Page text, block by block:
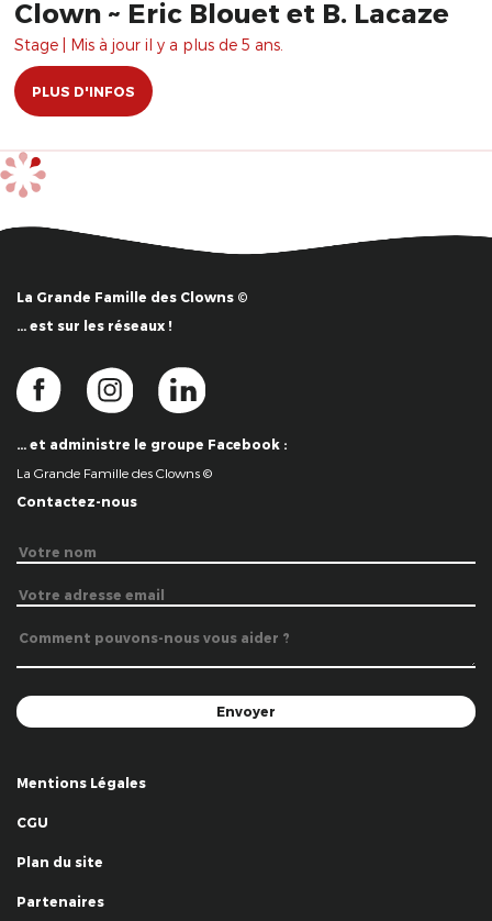
Clown ~ Eric Blouet et B. Lacaze
Stage | Mis à jour il y a plus de 5 ans.
PLUS D'INFOS
La Grande Famille des Clowns ©
… est sur les réseaux !
… et administre le groupe Facebook :
La Grande Famille des Clowns ©
Contactez-nous
Mentions Légales
CGU
Plan du site
Partenaires